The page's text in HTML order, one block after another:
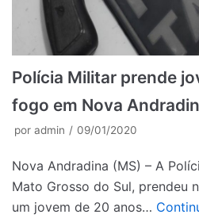
Polícia Militar prende
fogo em Nova
por admin 09/01/2020
Nova Andradina (MS) – A
Mato Grosso do Sul, prendeu
um jovem de 20 anos…